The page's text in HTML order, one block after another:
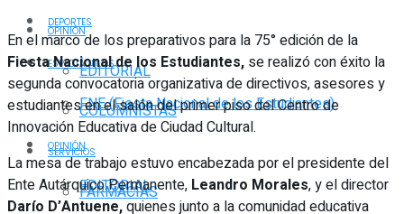
OPINIÓN
EDITORIAL
COLUMNISTAS
SERVICIOS
FARMACIAS
DEPORTES
ESPECTÁCULOS
FNE (Fiesta Nacional de los Estudiantes)
OPINIÓN
EDITORIAL
En el marco de los preparativos para la 75° edición de la
Fiesta Nacional de los Estudiantes, se realizó con éxito la
segunda convocatoria organizativa de directivos, asesores y
estudiantes en el salón del primer piso del Centro de
Innovación Educativa de Ciudad Cultural.
La mesa de trabajo estuvo encabezada por el presidente del
Ente Autárquico Permanente, Leandro Morales, y el director
Darío D’Antuene,quienes junto a la comunidad educativa